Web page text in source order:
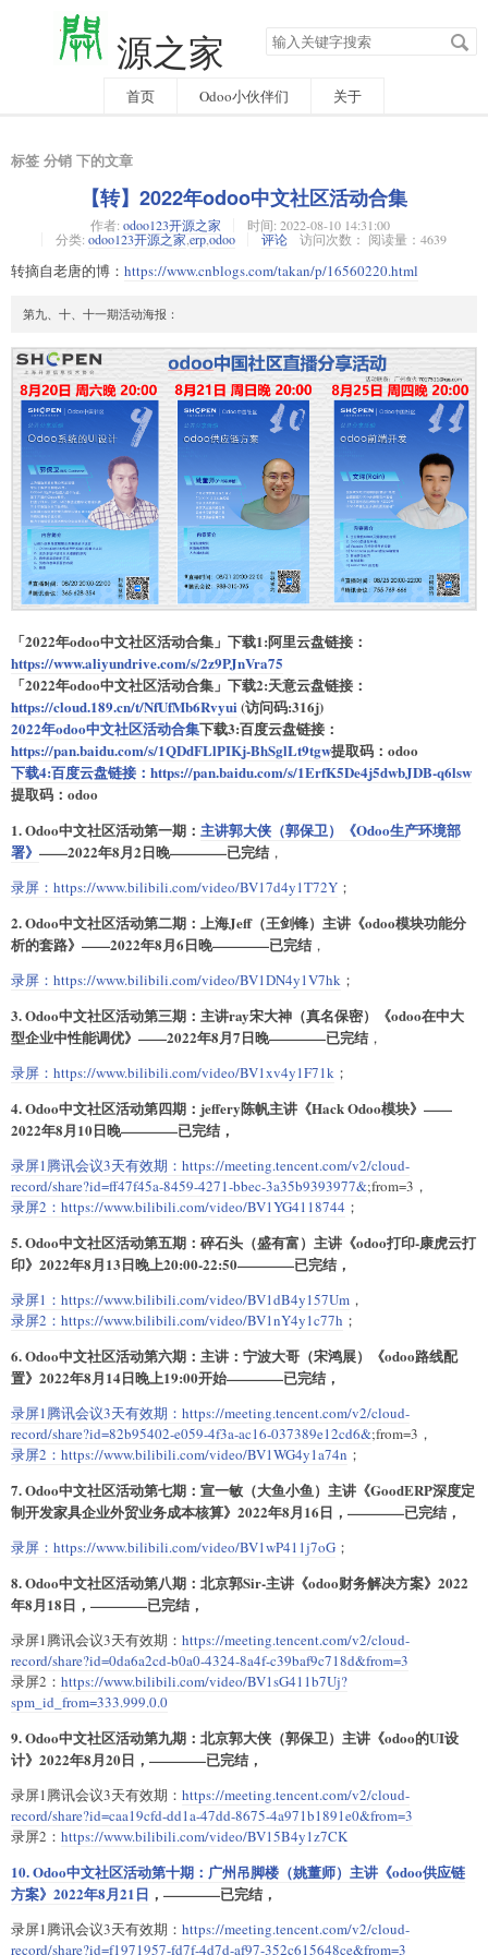
源之家 搜
索
字
首页 Odoo小伙伴们 关于
标签 分销 下的文章
【转】2022年odoo中文社区活动合集
作者: odoo123开源之家 时间: 2022-08-10 14:31:00
分类: odoo123开源之家 erpodoo 评论 访问次数： 阅读量：4639
转摘自老唐的博： https://www.cnblogs.com/takan/p/16560220.html
第九、十、十一期活动海报：
「2022年odoo中文社区活动合集」下载1:阿里云盘链接：
https://www.aliyundrive.com/s/2z9PJnVra75
「2022年odoo中文社区活动合集」下载2:天意云盘链接：
https://cloud.189.cn/t/NfUfMb6Rvyui(访问码:316j)
2022年odoo中文社区活动合集下载3:百度云盘链接：
https://pan.baidu.com/s/1QDdFLlPIKj-BhSglLt9tgw提取码：odoo
下载4:百度云盘链接： https://pan.baidu.com/s/1ErfK5De4j5dwbJDB-q6lsw
提取码：odoo
1. Odoo中文社区活动第一期： 主讲郭大侠（郭保卫）《Odoo生产环境部
署》 ——2022年8月2日晚————已完结 ，
录屏： https://www.bilibili.com/video/BV17d4y1T72Y ；
2. Odoo中文社区活动第二期：上海Jeff（王剑锋）主讲《odoo模块功能分
析的套路》——2022年8月6日晚————已完结 ，
录屏： https://www.bilibili.com/video/BV1DN4y1V7hk ；
3. Odoo中文社区活动第三期：主讲ray宋大神（真名保密）《odoo在中大
型企业中性能调优》——2022年8月7日晚————已完结 ，
录屏： https://www.bilibili.com/video/BV1xv4y1F71k ；
4. Odoo中文社区活动第四期：jeffery陈帆主讲《Hack Odoo模块》——
2022年8月10日晚————已完结，
录屏1腾讯会议3天有效期： https://meeting.tencent.com/v2/cloud-
record/share?id=ff47f45a-8459-4271-bbec-3a35b9393977&;from=3，
录屏2： https://www.bilibili.com/video/BV1YG4118744 ；
5. Odoo中文社区活动第五期：碎石头（盛有富）主讲《odoo打印-康虎云打
印》2022年8月13日晚上20:00-22:50————已完结，
录屏1： https://www.bilibili.com/video/BV1dB4y157Um ，
录屏2： https://www.bilibili.com/video/BV1nY4y1c77h ；
6. Odoo中文社区活动第六期：主讲：宁波大哥（宋鸿展）《odoo路线配
置》2022年8月14日晚上19:00开始————已完结，
录屏1腾讯会议3天有效期： https://meeting.tencent.com/v2/cloud-
record/share?id=82b95402-e059-4f3a-ac16-037389e12cd6&;from=3，
录屏2： https://www.bilibili.com/video/BV1WG4y1a74n ；
7. Odoo中文社区活动第七期：宣一敏（大鱼小鱼）主讲《GoodERP深度定
制开发家具企业外贸业务成本核算》2022年8月16日，————已完结，
录屏： https://www.bilibili.com/video/BV1wP411j7oG ；
8. Odoo中文社区活动第八期：北京郭Sir-主讲《odoo财务解决方案》2022
年8月18日，————已完结，
录屏1腾讯会议3天有效期： https://meeting.tencent.com/v2/cloud-
record/share?id=0da6a2cd-b0a0-4324-8a4f-c39baf9c718d&from=3
录屏2： https://www.bilibili.com/video/BV1sG411b7Uj?
spm_id_from=333.999.0.0
9. Odoo中文社区活动第九期：北京郭大侠（郭保卫）主讲《odoo的UI设
计》2022年8月20日，————已完结，
录屏1腾讯会议3天有效期： https://meeting.tencent.com/v2/cloud-
record/share?id=caa19cfd-dd1a-47dd-8675-4a971b1891e0&from=3
录屏2： https://www.bilibili.com/video/BV15B4y1z7CK
10. Odoo中文社区活动第十期：广州吊脚楼（姚董师）主讲《odoo供应链
方案》2022年8月21日 ，————已完结，
录屏1腾讯会议3天有效期： https://meeting.tencent.com/v2/cloud-
record/share?id=f1971957-fd7f-4d7d-af97-352c615648ce&from=3